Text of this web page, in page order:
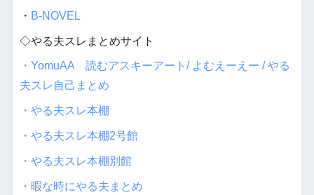
・ B-NOVEL
◇やる夫スレまとめサイト
・YomuAA 読むアスキーアート/ よむえーえー / やる
夫スレ自己まとめ
・やる夫スレ本棚
・やる夫スレ本棚2号館
・やる夫スレ本棚別館
・暇な時にやる夫まとめ